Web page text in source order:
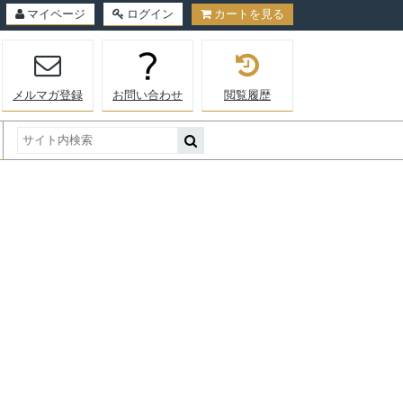
マイページ ログイン カートを見る
メルマガ登録 お問い合わせ 閲覧履歴